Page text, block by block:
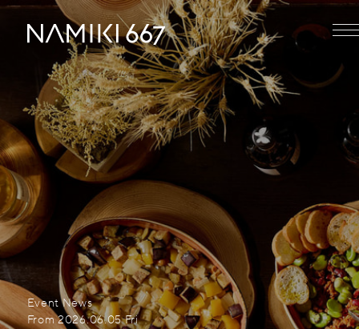
US
EVENTS
|
Event News
From 2026.06.05 Fri